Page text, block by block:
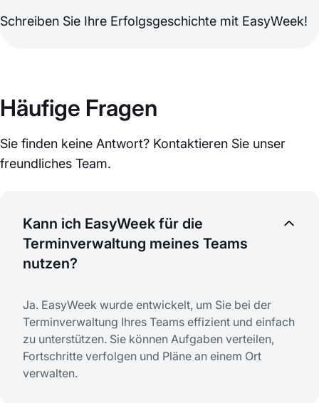
Schreiben Sie Ihre Erfolgsgeschichte mit EasyWeek!
Häufige Fragen
Sie finden keine Antwort? Kontaktieren Sie unser
freundliches Team.
Kann ich EasyWeek für die
Terminverwaltung meines Teams
nutzen?
Ja. EasyWeek wurde entwickelt, um Sie bei der
Terminverwaltung Ihres Teams effizient und einfach
zu unterstützen. Sie können Aufgaben verteilen,
Fortschritte verfolgen und Pläne an einem Ort
verwalten.